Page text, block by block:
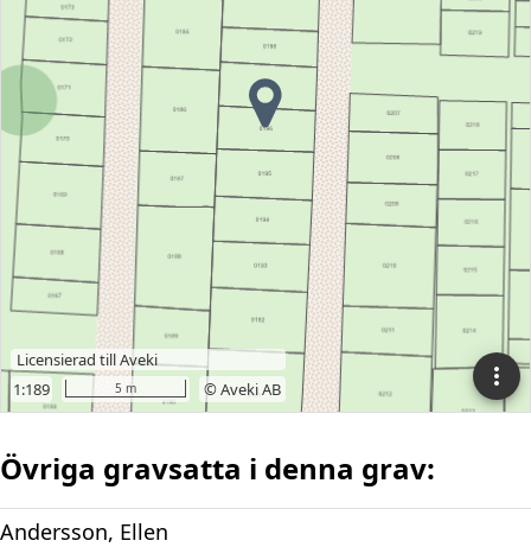
Övriga gravsatta i denna grav:
Andersson, Ellen